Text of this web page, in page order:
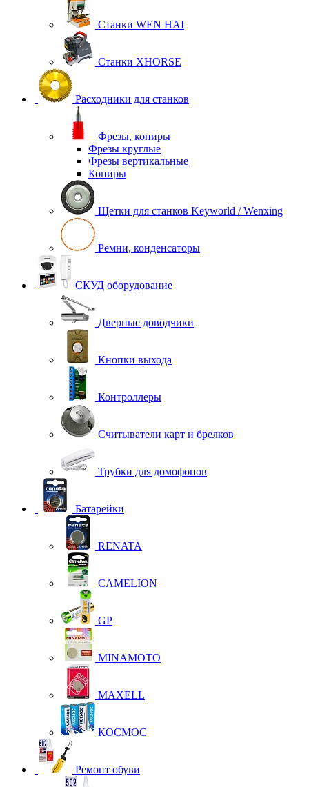
Станки WEN HAI
Станки XHORSE
Расходники для станков
Фрезы, копиры
Фрезы круглые
Фрезы вертикальные
Копиры
Щетки для станков Keyworld / Wenxing
Ремни, конденсаторы
СКУД оборудование
Дверные доводчики
Кнопки выхода
Контроллеры
Считыватели карт и брелков
Трубки для домофонов
Батарейки
RENATA
CAMELION
GP
MINAMOTO
MAXELL
КОСМОС
Ремонт обуви